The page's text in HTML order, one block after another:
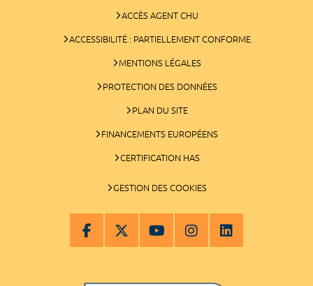
ACCÈS AGENT CHU
ACCESSIBILITÉ : PARTIELLEMENT CONFORME
MENTIONS LÉGALES
PROTECTION DES DONNÉES
PLAN DU SITE
FINANCEMENTS EUROPÉENS
CERTIFICATION HAS
GESTION DES COOKIES